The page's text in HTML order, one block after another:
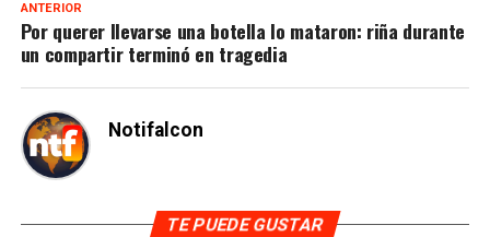
ANTERIOR
Por querer llevarse una botella lo mataron: riña durante
un compartir terminó en tragedia
Notifalcon
TE PUEDE GUSTAR